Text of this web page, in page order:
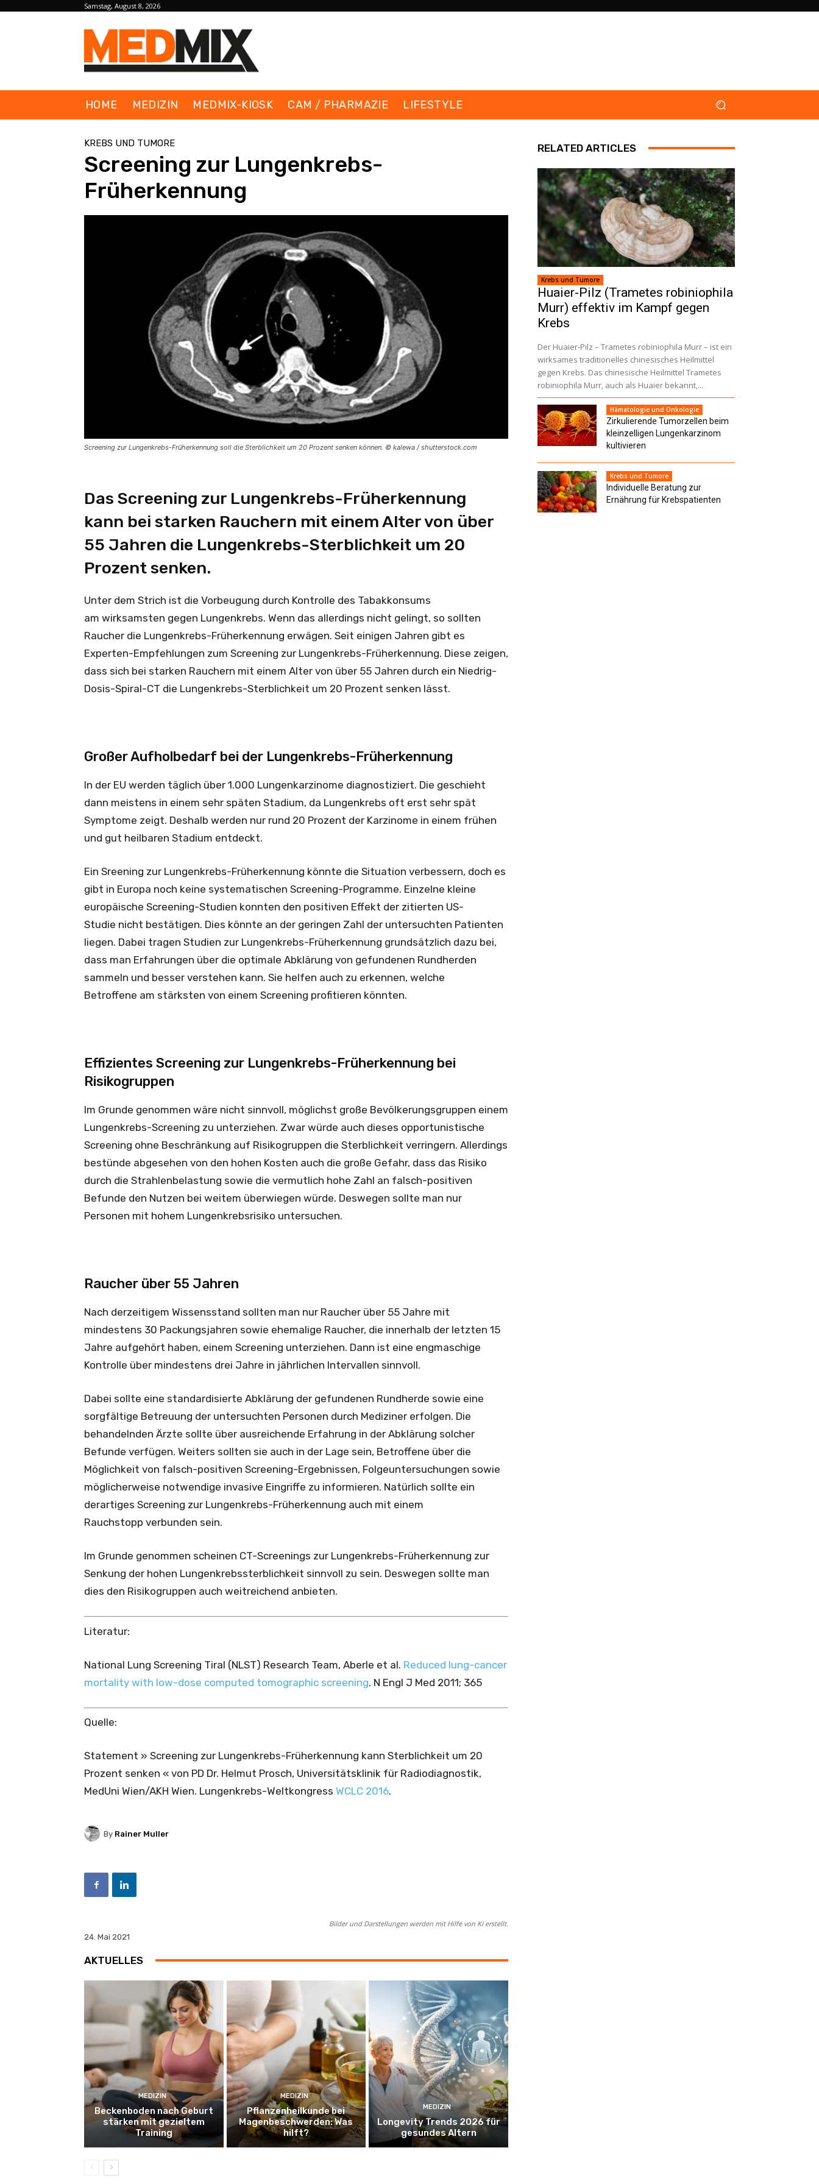
Samstag, August 8, 2026
HOME MEDIZIN MEDMIX-KIOSK CAM / PHARMAZIE LIFESTYLE
KREBS UND TUMORE
Screening zur Lungenkrebs-
Früherkennung
Screening zur Lungenkrebs-Früherkennung soll die Sterblichkeit um 20 Prozent senken können. © kalewa / shutterstock.com
Das Screening zur Lungenkrebs-Früherkennung
kann bei starken Rauchern mit einem Alter von über
55 Jahren die Lungenkrebs-Sterblichkeit um 20
Prozent senken.
Unter dem Strich ist die Vorbeugung durch Kontrolle des Tabakkonsums
am wirksamsten gegen Lungenkrebs. Wenn das allerdings nicht gelingt, so sollten
Raucher die Lungenkrebs-Früherkennung erwägen. Seit einigen Jahren gibt es
Experten-Empfehlungen zum Screening zur Lungenkrebs-Früherkennung. Diese zeigen,
dass sich bei starken Rauchern mit einem Alter von über 55 Jahren durch ein Niedrig-
Dosis-Spiral-CT die Lungenkrebs-Sterblichkeit um 20 Prozent senken lässt.
Großer Aufholbedarf bei der Lungenkrebs-Früherkennung
In der EU werden täglich über 1.000 Lungenkarzinome diagnostiziert. Die geschieht
dann meistens in einem sehr späten Stadium, da Lungenkrebs oft erst sehr spät
Symptome zeigt. Deshalb werden nur rund 20 Prozent der Karzinome in einem frühen
und gut heilbaren Stadium entdeckt.
Ein Sreening zur Lungenkrebs-Früherkennung könnte die Situation verbessern, doch es
gibt in Europa noch keine systematischen Screening-Programme. Einzelne kleine
europäische Screening-Studien konnten den positiven Effekt der zitierten US-
Studie nicht bestätigen. Dies könnte an der geringen Zahl der untersuchten Patienten
liegen. Dabei tragen Studien zur Lungenkrebs-Früherkennung grundsätzlich dazu bei,
dass man Erfahrungen über die optimale Abklärung von gefundenen Rundherden
sammeln und besser verstehen kann. Sie helfen auch zu erkennen, welche
Betroffene am stärksten von einem Screening profitieren könnten.
Effizientes Screening zur Lungenkrebs-Früherkennung bei
Risikogruppen
Im Grunde genommen wäre nicht sinnvoll, möglichst große Bevölkerungsgruppen einem
Lungenkrebs-Screening zu unterziehen. Zwar würde auch dieses opportunistische
Screening ohne Beschränkung auf Risikogruppen die Sterblichkeit verringern. Allerdings
bestünde abgesehen von den hohen Kosten auch die große Gefahr, dass das Risiko
durch die Strahlenbelastung sowie die vermutlich hohe Zahl an falsch-positiven
Befunde den Nutzen bei weitem überwiegen würde. Deswegen sollte man nur
Personen mit hohem Lungenkrebsrisiko untersuchen.
Raucher über 55 Jahren
Nach derzeitigem Wissensstand sollten man nur Raucher über 55 Jahre mit
mindestens 30 Packungsjahren sowie ehemalige Raucher, die innerhalb der letzten 15
Jahre aufgehört haben, einem Screening unterziehen. Dann ist eine engmaschige
Kontrolle über mindestens drei Jahre in jährlichen Intervallen sinnvoll.
Dabei sollte eine standardisierte Abklärung der gefundenen Rundherde sowie eine
sorgfältige Betreuung der untersuchten Personen durch Mediziner erfolgen. Die
behandelnden Ärzte sollte über ausreichende Erfahrung in der Abklärung solcher
Befunde verfügen. Weiters sollten sie auch in der Lage sein, Betroffene über die
Möglichkeit von falsch-positiven Screening-Ergebnissen, Folgeuntersuchungen sowie
möglicherweise notwendige invasive Eingriffe zu informieren. Natürlich sollte ein
derartiges Screening zur Lungenkrebs-Früherkennung auch mit einem
Rauchstopp verbunden sein.
Im Grunde genommen scheinen CT-Screenings zur Lungenkrebs-Früherkennung zur
Senkung der hohen Lungenkrebssterblichkeit sinnvoll zu sein. Deswegen sollte man
dies den Risikogruppen auch weitreichend anbieten.
Literatur:
National Lung Screening Tiral (NLST) Research Team, Aberle et al. Reduced lung-cancer
mortality with low-dose computed tomographic screening. N Engl J Med 2011; 365
Quelle:
Statement » Screening zur Lungenkrebs-Früherkennung kann Sterblichkeit um 20
Prozent senken « von PD Dr. Helmut Prosch, Universitätsklinik für Radiodiagnostik,
MedUni Wien/AKH Wien. Lungenkrebs-Weltkongress WCLC 2016.
By Rainer Muller
Bilder und Darstellungen werden mit Hilfe von KI erstellt.
24. Mai 2021
AKTUELLES
MEDIZIN
Beckenboden nach Geburt
stärken mit gezieltem
Training
MEDIZIN
Pflanzenheilkunde bei
Magenbeschwerden: Was
hilft?
MEDIZIN
Longevity Trends 2026 für
gesundes Altern
RELATED ARTICLES
Krebs und Tumore
Huaier-Pilz (Trametes robiniophila
Murr) effektiv im Kampf gegen
Krebs
Der Huaier-Pilz – Trametes robiniophila Murr – ist ein
wirksames traditionelles chinesisches Heilmittel
gegen Krebs. Das chinesische Heilmittel Trametes
robiniophila Murr, auch als Huaier bekannt,...
Hämatologie und Onkologie
Zirkulierende Tumorzellen beim
kleinzelligen Lungenkarzinom
kultivieren
Krebs und Tumore
Individuelle Beratung zur
Ernährung für Krebspatienten